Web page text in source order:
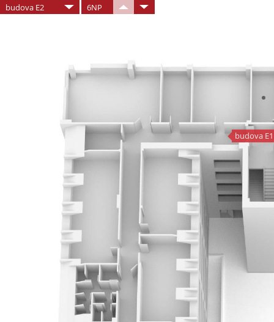
budova E2 6NP
budova E1